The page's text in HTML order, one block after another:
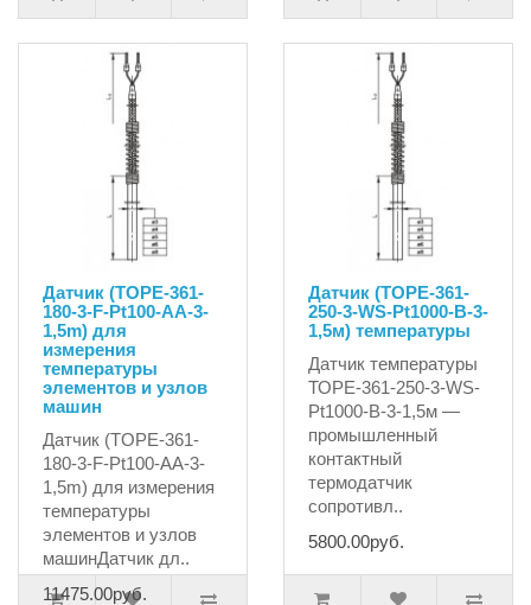
Датчик (TOPE-361-
180-3-F-Pt100-АA-3-
1,5m) для
измерения
температуры
элементов и узлов
машин
Датчик (TOPE-361-
180-3-F-Pt100-АA-3-
1,5m) для измерения
температуры
элементов и узлов
машинДатчик дл..
11475.00руб.
Датчик (ТОРЕ-361-
250-3-WS-Pt1000-B-3-
1,5м) температуры
Датчик температуры
ТОPE-361-250-3-WS-
Pt1000-B-3-1,5м —
промышленный
контактный
термодатчик
сопротивл..
5800.00руб.